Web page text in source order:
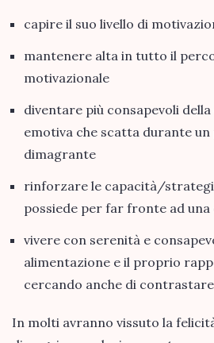
capire il suo livello di
mantenere alta in tutto il
motivazionale
diventare più consapevoli
emotiva che scatta durante
dimagrante
rinforzare le capacità/
possiede per far fronte ad
vivere con serenità e
alimentazione e il proprio
cercando anche di
In molti avranno vissuto la